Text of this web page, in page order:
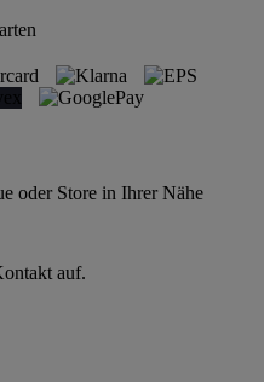
oder Store in Ihrer Nähe
auf.